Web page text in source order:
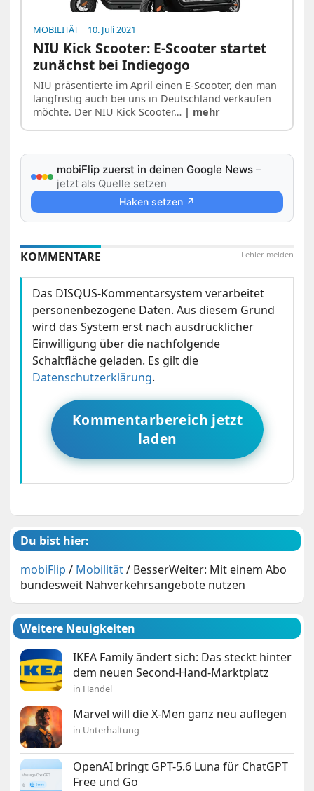
MOBILITÄT | 10. Juli 2021
NIU Kick Scooter: E-Scooter startet
zunächst bei Indiegogo
NIU präsentierte im April einen E-Scooter, den man
langfristig auch bei uns in Deutschland verkaufen
möchte. Der NIU Kick Scooter… | mehr
mobiFlip zuerst in deinen Google News –
jetzt als Quelle setzen
Haken setzen ↗
Fehler melden
KOMMENTARE
Das DISQUS-Kommentarsystem verarbeitet
personenbezogene Daten. Aus diesem Grund
wird das System erst nach ausdrücklicher
Einwilligung über die nachfolgende
Schaltfläche geladen. Es gilt die
Datenschutzerklärung.
Kommentarbereich jetzt
laden
Du bist hier:
mobiFlip / Mobilität/ BesserWeiter: Mit einem Abo
bundesweit Nahverkehrsangebote nutzen
Weitere Neuigkeiten
IKEA Family ändert sich: Das steckt hinter
dem neuen Second-Hand-Marktplatz
in Handel
Marvel will die X-Men ganz neu auflegen
in Unterhaltung
OpenAI bringt GPT-5.6 Luna für ChatGPT
Free und Go